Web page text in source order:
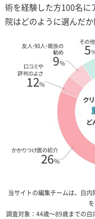
術を経験した方100名に
院はどのように選んだか
当サイトの編集チームは、白
調査対象：44歳～89歳までの